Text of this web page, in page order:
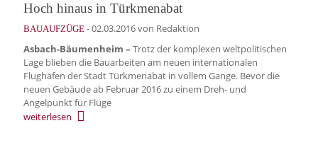
Hoch hinaus in Türkmenabat
BAUAUFZÜGE-02.03.2016von Redaktion
Asbach-Bäumenheim – Trotz der komplexen weltpolitischen
Lage blieben die Bauarbeiten am neuen internationalen
Flughafen der Stadt Türkmenabat in vollem Gange. Bevor die
neuen Gebäude ab Februar 2016 zu einem Dreh- und
Angelpunkt für Flüge
weiterlesen